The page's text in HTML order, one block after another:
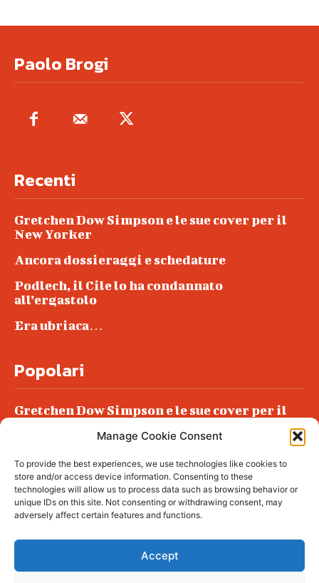
Manage Cookie Consent
To provide the best experiences, we use technologies like cookies to
store and/or access device information. Consenting to these
technologies will allow us to process data such as browsing behavior or
unique IDs on this site. Not consenting or withdrawing consent, may
adversely affect certain features and functions.
Accept
Paolo Brogi
Recenti
Gretchen Dow Simpson e le sue cover per il
New Yorker
Ancora dossieraggi e schedature
Podlech, il Cile lo ha condannato
all’ergastolo
Era ubriaca…
Popolari
Gretchen Dow Simpson e le sue cover per il
Podlech, il Cile lo ha condannato
all’ergastolo
Era ubriaca…